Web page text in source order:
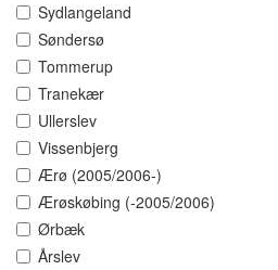
Sydlangeland
Søndersø
Tommerup
Tranekær
Ullerslev
Vissenbjerg
Ærø (2005/2006-)
Ærøskøbing (-2005/2006)
Ørbæk
Årslev